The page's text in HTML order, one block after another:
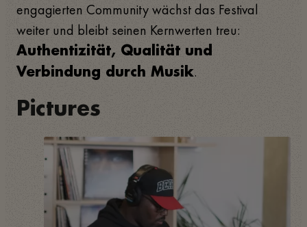
engagierten Community wächst das Festival
weiter und bleibt seinen Kernwerten treu:
Authentizität, Qualität und
Verbindung durch Musik.
Pictures